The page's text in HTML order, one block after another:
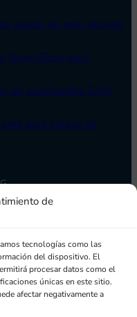
de
tecnologías como las
del dispositivo. El
procesar datos como el
únicas en este sitio.
afectar negativamente a
salsas de miel picante
TermoTens para
de suavizantes SAN:
para bolsas de
ÉXITO